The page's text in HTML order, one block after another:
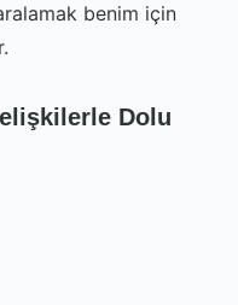
benim için
Dolu